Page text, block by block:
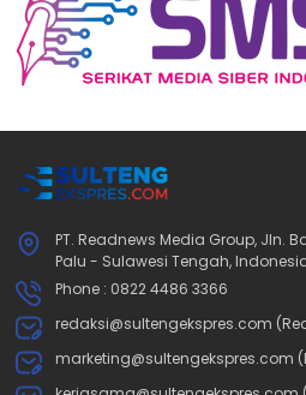
PT. Readnews Media Group, Jln.
Palu - Sulawesi Tengah,
Phone : 0822 4486 3366
redaksi@sultengekspres.com
marketing@sultengekspres.com